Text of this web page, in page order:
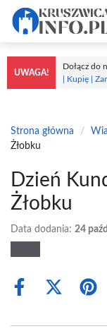
Przejdź
treści
UWAGA!
Dołącz do
| Kupię |
Strona główna /
Żłobku
Dzień
Żłobku
Data dodania: 24
Share
Share
(Twitter)